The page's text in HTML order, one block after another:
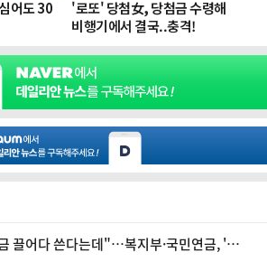
끌어다 쓴다는데"…복지부·국민연금, '모